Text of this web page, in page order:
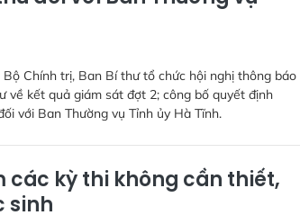
Chính trị, Ban Bí thư tổ chức hội nghị thông báo
về kết quả giám sát đợt 2; công bố quyết định
với Ban Thường vụ Tỉnh ủy Hà Tĩnh.
các kỳ thi không cần thiết,
sinh